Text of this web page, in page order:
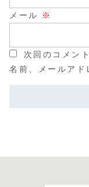
メール ※
次回のコメン
名前、メールアド